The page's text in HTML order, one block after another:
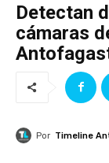
Detectan
cámaras
Por Timeline